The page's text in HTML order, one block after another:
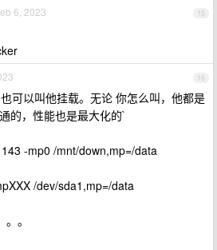
15
6, 2023
16
可以叫他挂载。无论 你怎么叫，他都是
的，性能也是最大化的`
-mp0 /mnt/down,mp=/data
/dev/sda1,mp=/data
。